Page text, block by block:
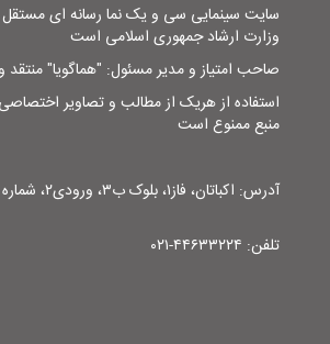
سایت سینمایی سی و یک نما رسانه ای
وزارت ارشاد جمهوری اسلامی است
صاحب امتیاز و مدیر مسئول: "هماگویا" منتقد و
منبع ممنوع است
آدرس: اکباتان، فاز۱، بلوک ب۳، ورودی۲، شماره ۴۳
تلفن: ۴۴۶۳۳۲۲۴-۰۲۱